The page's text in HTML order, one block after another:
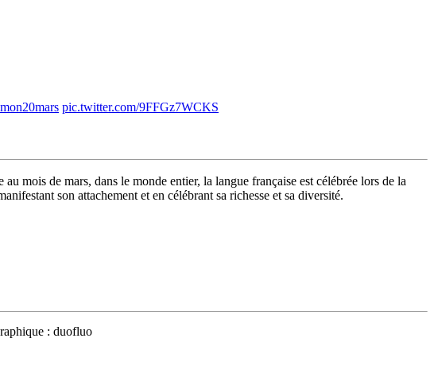
pic.twitter.com/9FFGz7WCKS
mois de mars, dans le monde entier, la langue française est célébrée lors de la
son attachement et en célébrant sa richesse et sa diversité.
: duofluo